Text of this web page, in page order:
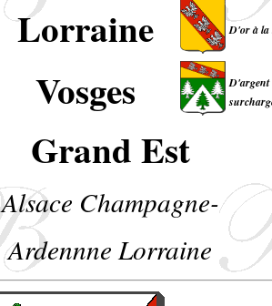
Lorraine D'or à la
Vosges
Grand Est
Alsace Champagne-
Ardennne Lorraine